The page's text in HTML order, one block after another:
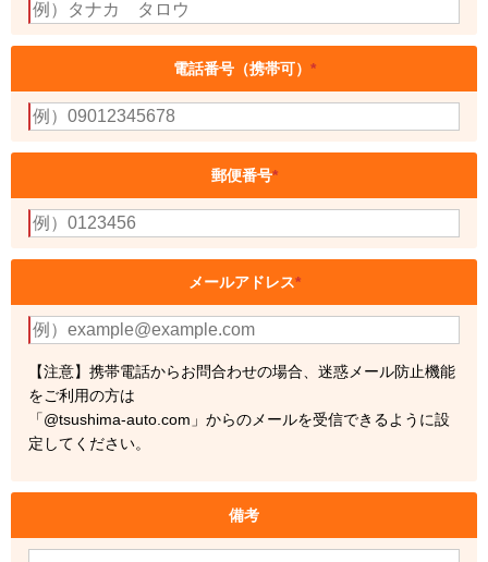
電話番号（携帯可） *
郵便番号*
メールアドレス*
【注意】携帯電話からお問合わせの場合、迷惑メール防止機能
をご利用の方は
「@tsushima-auto.com」からのメールを受信できるように設
定してください。
備考